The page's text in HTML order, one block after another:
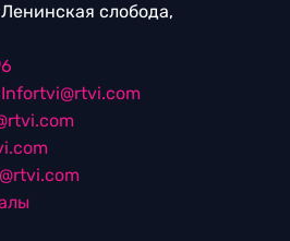
слобода,
Infortvi@rtvi.com